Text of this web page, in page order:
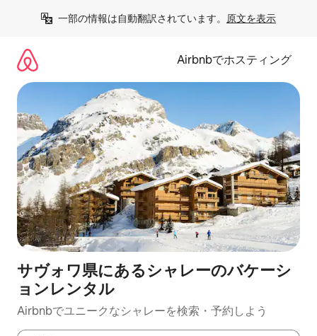
一部の情報は自動翻訳されています。 原文を表示
Airbnbでホスティング
サヴォワ県にあるシャレーのバケーシ
ョンレンタル
Airbnbでユニークなシャレーを検索・予約しよう